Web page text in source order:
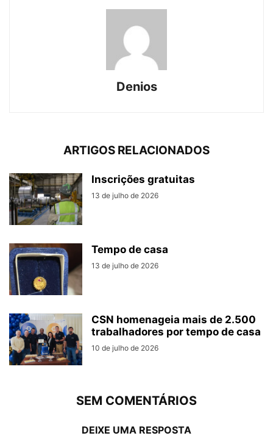
Denios
ARTIGOS RELACIONADOS
Inscrições gratuitas
13 de julho de 2026
Tempo de casa
13 de julho de 2026
CSN homenageia mais de 2.500
trabalhadores por tempo de casa
10 de julho de 2026
SEM COMENTÁRIOS
DEIXE UMA RESPOSTA